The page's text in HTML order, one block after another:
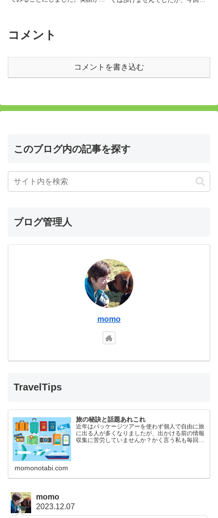
たってみたものの、料金が高いこ
と、ビーチの景観は必要ないとい
ことに(写真は翌日撮ったもので
す)。最初は注文の仕方がわから
9日も居れば1日くらいは雨が降
っても当たり前。
コメント
コメントを書き込む
このブログ内の記事を探す
ブログ管理人
momo
TravelTips
旅の秘訣と話題あれこれ
近年はパッケージツアーを使わず個人で自由に旅
に出る人が多くなりましたが、出かける前の情報
収集に苦労していませんか？かく言う私も毎回四
momonotabi.com
momo
2023.12.07